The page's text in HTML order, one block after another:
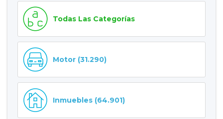
Todas Las Categorías
Motor (31.290)
Inmuebles (64.901)